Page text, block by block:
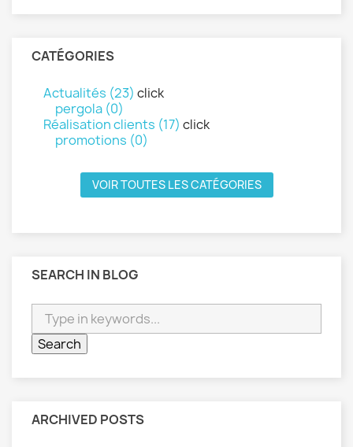
CATÉGORIES
Actualités (23) click
pergola (0)
Réalisation clients (17) click
promotions (0)
VOIR TOUTES LES CATÉGORIES
SEARCH IN BLOG
ARCHIVED POSTS